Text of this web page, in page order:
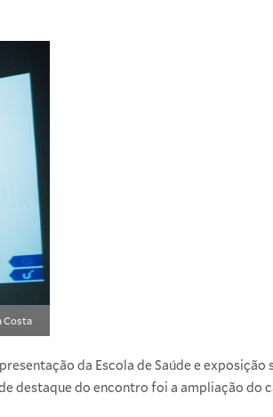
Costa
da Escola de Saúde e exposição
destaque do encontro foi a ampliação do